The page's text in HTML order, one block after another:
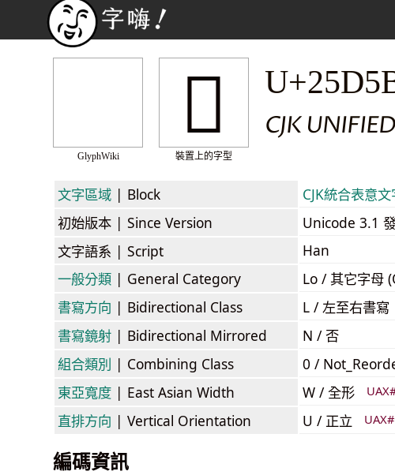
GlyphWiki
𥵛
裝置上的字型
CJK
文字區域 | Block CJK統合表意
初始版本 | Since Version
Unicode 3.1
文字語系 | Script
Han
一般分類 | General Category
Lo / 其它字母
書寫方向 | Bidirectional Class
L / 左至右書寫
書寫鏡射 | Bidirectional Mirrored
N / 否
組合類別 | Combining Class
0 /
東亞寬度 | East Asian Width W / 全形
直排方向 | Vertical Orientation U / 正立
編碼資訊